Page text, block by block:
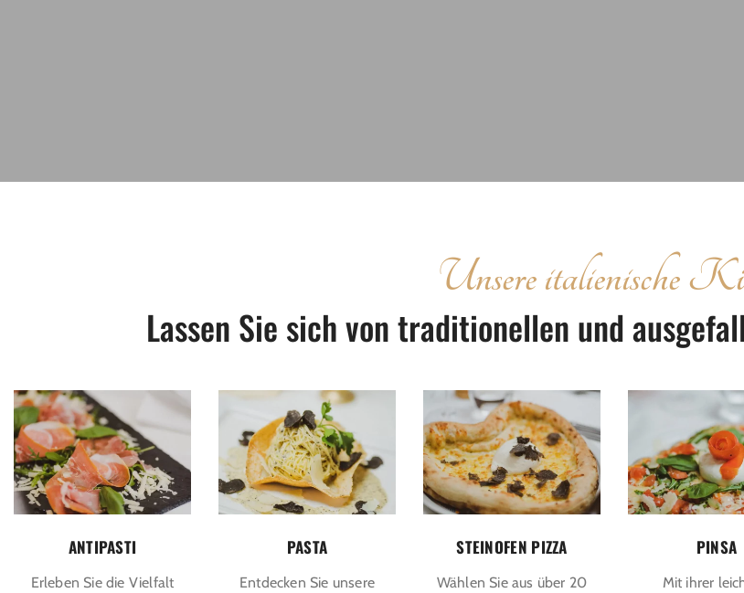
Unsere italienische
Lassen Sie sich von traditionellen und
ANTIPASTI
Erleben Sie die Vielfalt
PASTA
Entdecken Sie unsere
STEINOFEN PIZZA
Wählen Sie aus über 20
PINSA
Mit ihrer